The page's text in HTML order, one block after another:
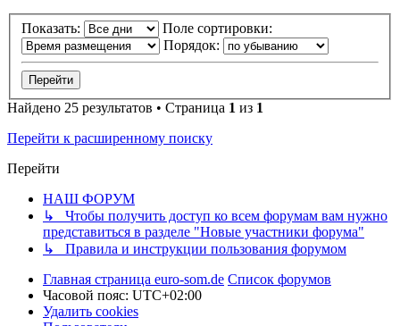
Показать:
Поле сортировки:
Порядок:
Найдено 25 результатов • Страница 1 из 1
Перейти к расширенному поиску
Перейти
НАШ ФОРУМ
↳ Чтобы получить доступ ко всем форумам вам нужно
представиться в разделе "Новые участники форума"
↳ Правила и инструкции пользования форумом
Главная страница euro-som.de Список форумов
Часовой пояс: UTC+02:00
Удалить cookies